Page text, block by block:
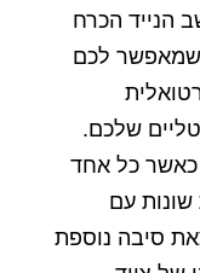
הנייד הכרח
שמאפשר לכם
שלכם.
כאשר כל אחד
עם
סיבה נוספת